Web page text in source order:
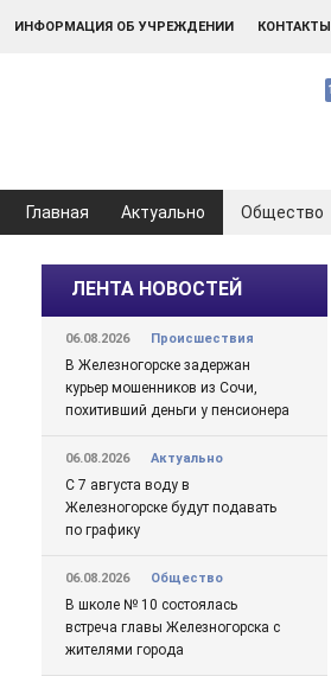
ИНФОРМАЦИЯ ОБ УЧРЕЖДЕНИИ КОНТАКТЫ
Главная Актуально Общество
ЛЕНТА НОВОСТЕЙ
06.08.2026 Происшествия
В Железногорске задержан
курьер мошенников из Сочи,
похитивший деньги у пенсионера
06.08.2026 Актуально
С 7 августа воду в
Железногорске будут подавать
по графику
06.08.2026 Общество
В школе № 10 состоялась
встреча главы Железногорска с
жителями города